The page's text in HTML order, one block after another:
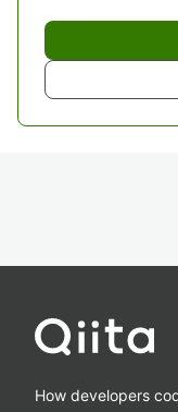
How developers